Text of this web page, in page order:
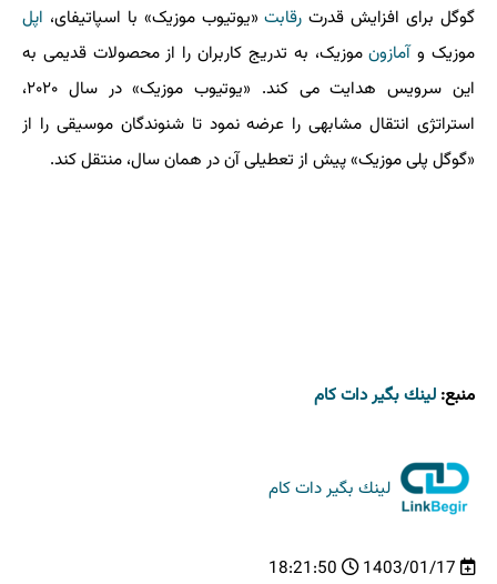
گوگل برای افزایش قدرت رقابت«یوتیوب موزیک» با اسپاتیفای، اپل
موزیک وآمازونموزیک، به تدریج کاربران را از محصولات قدیمی به
این سرویس هدایت می کند. «یوتیوب موزیک» در سال ۲۰۲۰،
استراتژی انتقال مشابهی را عرضه نمود تا شنوندگان موسیقی را از
«گوگل پلی موزیک» پیش از تعطیلی آن در همان سال، منتقل کند.
منبع: لینك بگیر دات كام
لینك بگیر دات كام
1403/01/17
18:21:50